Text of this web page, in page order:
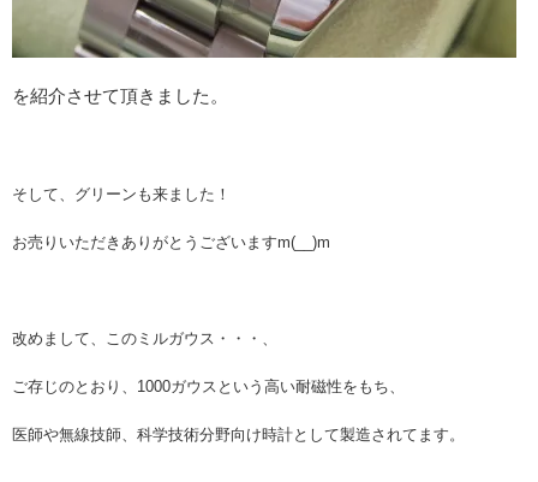
を紹介させて頂きました。
そして、グリーンも来ました！
お売りいただきありがとうございますm(__)m
改めまして、このミルガウス・・・、
ご存じのとおり、1000ガウスという高い耐磁性をもち、
医師や無線技師、科学技術分野向け時計として製造されてます。